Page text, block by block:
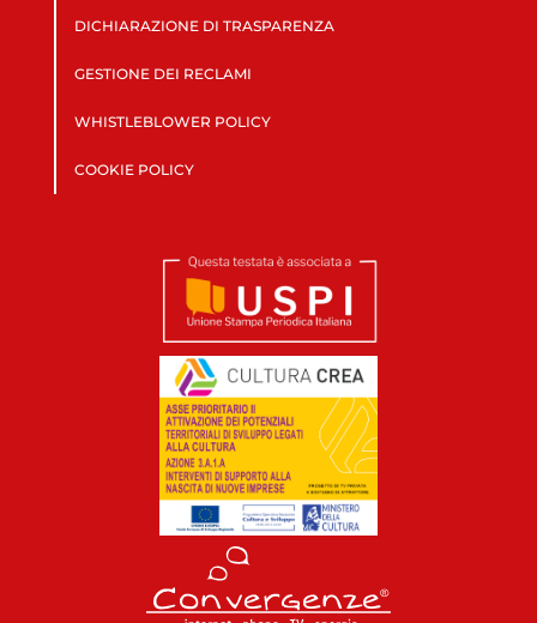
DICHIARAZIONE DI TRASPARENZA
GESTIONE DEI RECLAMI
WHISTLEBLOWER POLICY
COOKIE POLICY